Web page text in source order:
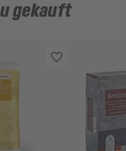
gekauft